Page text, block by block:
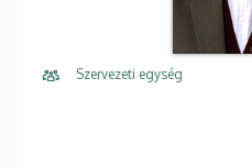
Szervezeti egység